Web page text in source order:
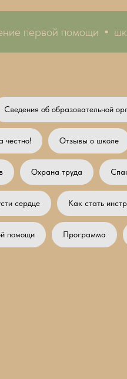
первой помощи
Сведения об образовательной
честно! Отзывы о школе
Охрана труда
сердце Как стать
помощи Программа